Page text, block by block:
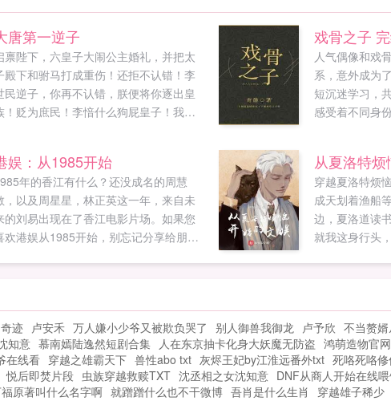
唐第一逆子
禀陛下，六皇子大闹公主婚礼，并把太
殿下和驸马打成重伤！还拒不认错！李
民逆子，你再不认错，朕便将你逐出皇
！贬为庶民！李愔什么狗屁皇子！我不
好。他的琉璃厂月入百万贯。堪比长安
年税收。李世民惊恐这陛下，六皇子的
团公司提供了千万个就业岗位，让千万
庭奔小康。月进账亿万贯！富可敌国！
世民急了快召我儿回宫，大不了朕给他
歉。晚了！六皇子带着他的远洋舰队已
面求他回来！如果您喜欢大唐第一逆
，别忘记分享给朋友...
戏骨之子
人气偶像和戏
系，意外成为
短沉迷学习，
感受着不同身
娱：从1985开始
年的香江有什么？还没成名的周慧
，以及周星星，林正英这一年，来自未
的刘易出现在了香江电影片场。如果您
欢港娱从1985开始，别忘记分享给朋
从夏洛特
穿越夏洛特烦
成天划着渔船
边，夏洛道读
就我这身行头
袁华洛哥，我
果您喜欢从夏
记分享给朋友...
迹 卢安禾 万人嫌小少爷又被欺负哭了 别人御兽我御龙 卢予欣 不当赘
知意 慕南嫣陆逸然短剧合集 人在东京抽卡化身大妖魔无防盗 鸿萌造物官
在线看 穿越之雄霸天下 兽性abo txt 灰烬王妃by江淮远番外txt 死咯死咯
悦后即焚片段 虫族穿越救赎TXT 沈丞相之女沈知意 DNF从商人开始在线
原著叫什么名字啊 就蹭蹭什么也不干微博 吾肖是什么生肖 穿越雄子稀少